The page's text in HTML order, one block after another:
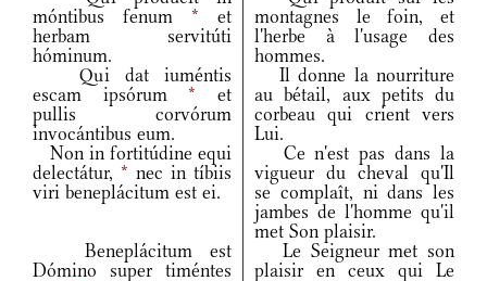
móntibus fenum * et
herbam servitúti
hóminum.
montagnes le foin, et
l'herbe à l'usage des
hommes.
Qui dat iuméntis
escam ipsórum* et
pullis corvórum
invocántibus eum.
Il donne la nourriture
au bétail, aux petits du
corbeau qui crient vers
Lui.
Non in fortitúdine equi
delectátur, * nec in tíbiis
viri beneplácitum est ei.
Ce n'est pas dans la
vigueur du cheval qu'Il
se complaît, ni dans les
jambes de l'homme qu'il
met Son plaisir.
Beneplácitum est
Dómino super timéntes
Le Seigneur met son
plaisir en ceux qui Le